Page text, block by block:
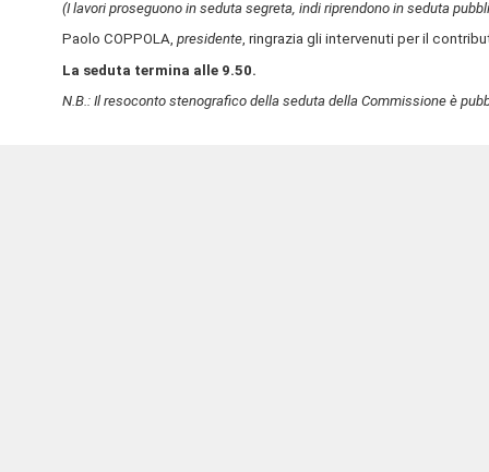
(I lavori proseguono in seduta segreta, indi riprendono in seduta
Paolo COPPOLA,presidente, ringrazia gli intervenuti per il
La seduta termina alle 9.50.
N.B.: Il resoconto stenografico della seduta della Commissione è